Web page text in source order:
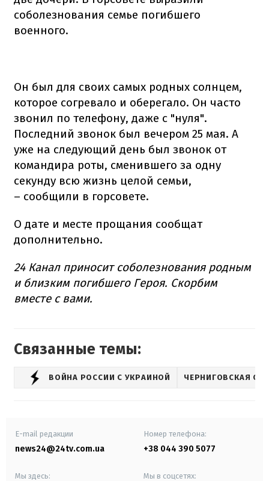
соболезнования семье погибшего
военного.
Он был для своих самых родных солнцем,
которое согревало и оберегало. Он часто
звонил по телефону, даже с "нуля".
Последний звонок был вечером 25 мая. А
уже на следующий день был звонок от
командира роты, сменившего за одну
секунду всю жизнь целой семьи,
– сообщили в горсовете.
О дате и месте прощания сообщат
дополнительно.
24 Канал приносит соболезнования родным
и близким погибшего Героя. Скорбим
вместе с вами.
Связанные темы:
ВОЙНА РОССИИ С УКРАИНОЙ ЧЕРНИГОВСКАЯ
E-mail редакции
news24@24tv.com.ua
Номер телефона:
+38 044 390 5077
Мы здесь: Мы в соцсетях: